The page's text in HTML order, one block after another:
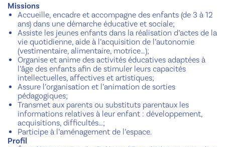
Missions
Accueille, encadre et accompagne des enfants (de 3 à 12
ans) dans une démarche éducative et sociale;
Assiste les jeunes enfants dans la réalisation d’actes de la
vie quotidienne, aide à l’acquisition de l’autonomie
(vestimentaire, alimentaire, motrice…);
Organise et anime des activités éducatives adaptées à
l’âge des enfants afin de stimuler leurs capacités
intellectuelles, affectives et artistiques;
Assure l’organisation et l’animation de sorties
pédagogiques;
Transmet aux parents ou substituts parentaux les
informations relatives à leur enfant : développement,
acquisitions, difficultés…;
Participe à l’aménagement de l’espace.
Profil